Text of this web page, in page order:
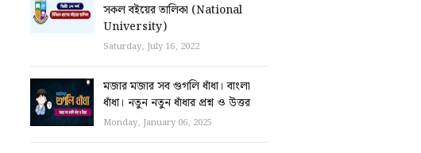
সকল বইয়ের তালিকা (National
University)
Saturday, July 16, 2022
মজার মজার সব গুগলি ধাঁধা। বাংলা
ধাঁধা। নতুন নতুন ধাঁধার প্রশ্ন ও উত্তর
Monday, January 06, 2025